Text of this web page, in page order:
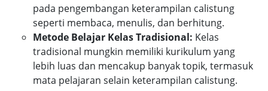
pada pengembangan keterampilan calistung
seperti membaca, menulis, dan berhitung.
Metode Belajar Kelas Tradisional: Kelas
tradisional mungkin memiliki kurikulum yang
lebih luas dan mencakup banyak topik, termasuk
mata pelajaran selain keterampilan calistung.